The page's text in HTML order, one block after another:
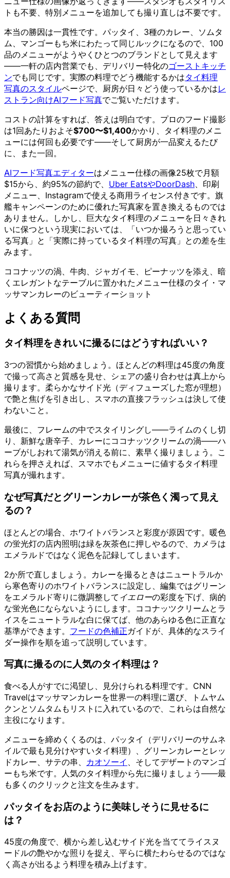
トも不要、特別メニューを追加しても撮り直しは不要です。
本当の勝因は一貫性です。パッタイ、3種のカレー、ソムタ
ム、マンゴーもち米にわたって同じルックになるので、100
品のメニューがようやくひとつのブランドとして見えます
——一軒の店内営業でも、デリバリー特化のゴーストキッチ
ンでも同じです。実際の料理でどう機能するかはタイ料理
写真のスタイルページで、厨房が日々どう使っているかはレ
ストラン向けAIフード写真でご覧いただけます。
コストの計算をすれば、答えは明白です。プロのフード撮影
は1回あたりおよそ$700〜$1,400かかり、タイ料理のメニ
ューには何回も必要です——そして厨房が一品変えるたび
に、また一回。
AIフード写真エディターはメニュー仕様の画像25枚で月額
$15から、約95%の節約で、 Uber EatsやDoorDash 、印刷
メニュー、Instagramで使える商用ライセンス付きです。旗
艦キャンペーンのために優れた写真家を置き換えるものでは
ありません。しかし、巨大なタイ料理のメニューを日々きれ
いに保つという現実においては、「いつか撮ろうと思ってい
る写真」と「実際に持っているタイ料理の写真」との差を生
みます。
ココナッツの渦、牛肉、ジャガイモ、ピーナッツを添え、暗
くエレガントなテーブルに置かれたメニュー仕様のタイ・マ
ッサマンカレーのビューティーショット
よくある質問
タイ料理をきれいに撮るにはどうすればいい？
3つの習慣から始めましょう。ほとんどの料理は45度の角度
で撮って高さと質感を見せ、シェアの盛り合わせは真上から
撮ります。柔らかなサイド光（ディフューズした窓が理想）
で艶と焦げを引き出し、スマホの直接フラッシュは決して使
わないこと。
最後に、フレームの中でスタイリングし——ライムのくし切
り、新鮮な唐辛子、カレーにココナッツクリームの渦——ハ
ーブがしおれて湯気が消える前に、素早く撮りましょう。こ
れらを押さえれば、スマホでもメニューに値するタイ料理
写真が撮れます。
なぜ写真だとグリーンカレーが茶色く濁って見え
るの？
ほとんどの場合、ホワイトバランスと彩度が原因です。暖色
の蛍光灯の店内照明は緑を灰茶色に押しやるので、カメラは
エメラルドではなく泥色を記録してしまいます。
2か所で直しましょう。カレーを撮るときはニュートラルか
ら寒色寄りのホワイトバランスに設定し、編集ではグリーン
をエメラルド寄りに微調整して イエローの彩度を下げ、病的
な蛍光色にならないようにします。ココナッツクリームとラ
イスをニュートラルな白に保てば、他のあらゆる色に正直な
基準ができます。 フードの色補正ガイドが、具体的なスライ
ダー操作を順を追って説明しています。
写真に撮るのに人気のタイ料理は？
食べる人がすでに渇望し、見分けられる料理です。CNN
Travelはマッサマンカレーを世界一の料理に選び、トムヤム
クンとソムタムもリストに入れているので、これらは自然な
主役になります。
メニューを締めくくるのは、パッタイ（デリバリーのサムネ
イルで最も見分けやすいタイ料理）、グリーンカレーとレッ
ドカレー、サテの串、 カオソーイ
、そしてデザートのマンゴ
ーもち米です。人気のタイ料理から先に撮りましょう——最
も多くのクリックと注文を生みます。
パッタイをお店のように美味しそうに見せるに
は？
45度の角度で、横から差し込むサイド光を当ててライスヌ
ードルの艶やかな照りを捉え、平らに横たわらせるのではな
く高さが出るよう料理を積み上げます。